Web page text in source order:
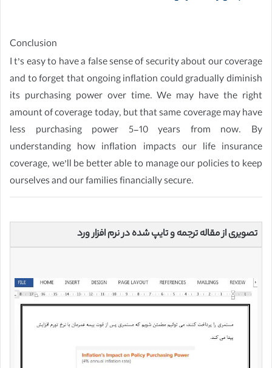
Conclusion
I t’s easy to have a false sense of security about our coverage
and to forget that ongoing inflation could gradually diminish
its purchasing power over time. We may have the right
amount of coverage today, but that same coverage may have
less purchasing power 5-10 years from now. By
understanding how inflation impacts our life insurance
coverage, we’ll be better able to manage our policies to keep
ourselves and our families financially secure.
تصویری از مقاله ترجمه و تایپ شده در نرم افزار ورد